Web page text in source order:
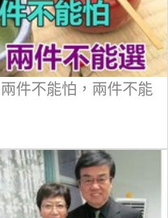
件不能怕，兩件不能